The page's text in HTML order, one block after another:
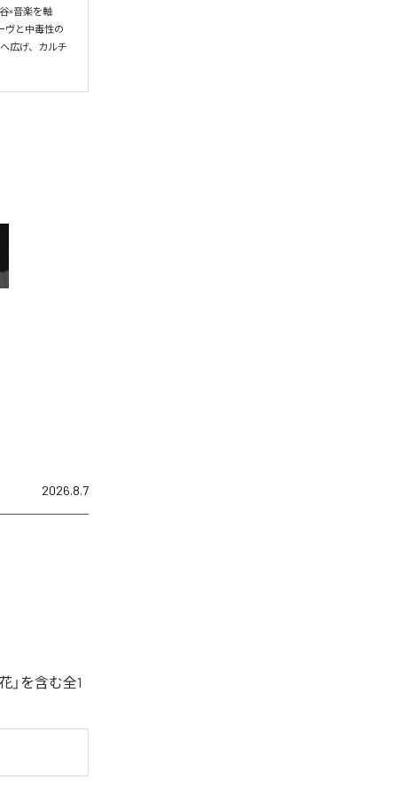
×音楽を軸
ヴと中毒性の
広げ、カルチ
2026.8.7
」を含む全1